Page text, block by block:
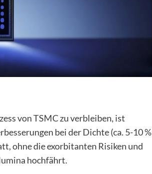
von TSMC zu verbleiben, ist
bei der Dichte (ca. 5-10 %
ohne die exorbitanten Risiken und
hochfährt.